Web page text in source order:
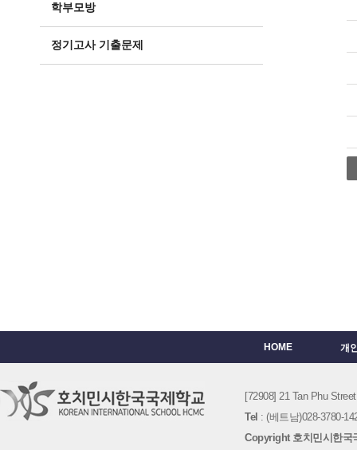
학부모방
정기고사 기출문제
HOME 개
[72908] 21 Tan Phu
Tel : (베트남)028-3780-
Copyright 호치민시한국